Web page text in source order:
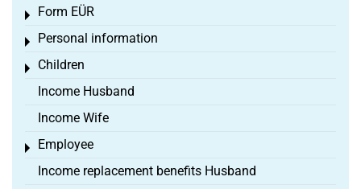
Form EÜR
Toggle menu
Personal information
Toggle menu
Children
Toggle menu
Income Husband
Income Wife
Employee
Toggle menu
Income replacement benefits Husband